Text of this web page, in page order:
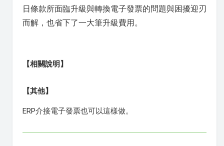
日條款所面臨升級與轉換電子發票的問題與困擾迎刃
而解，也省下了一大筆升級費用。
【相關說明】
【其他】
ERP介接電子發票也可以這樣做。